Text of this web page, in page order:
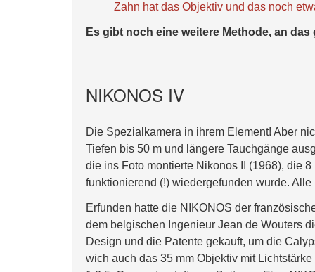
Zahn hat das Objektiv und das noch
Es gibt noch eine weitere Methode, an
NIKONOS IV
Die Spezialkamera in ihrem Element! Aber
Tiefen bis 50 m und längere Tauchgänge
die ins Foto montierte Nikonos II (1968), die
funktionierend (!) wiedergefunden wurde.
Erfunden hatte die NIKONOS der
dem belgischen Ingenieur Jean de Wouters
Design und die Patente gekauft, um die
wich auch das 35 mm Objektiv mit